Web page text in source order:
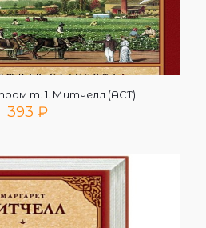
т. 1. Митчелл (АСТ)
393 ₽